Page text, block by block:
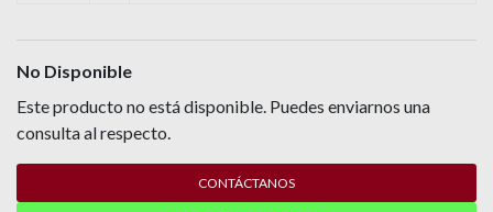
No Disponible
Este producto no está disponible. Puedes enviarnos una
consulta al respecto.
CONTÁCTANOS